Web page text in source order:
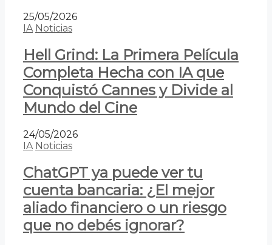
25/05/2026
IA Noticias
Hell Grind: La Primera Película
Completa Hecha con IA que
Conquistó Cannes y Divide al
Mundo del Cine
24/05/2026
IA Noticias
ChatGPT ya puede ver tu
cuenta bancaria: ¿El mejor
aliado financiero o un riesgo
que no debés ignorar?